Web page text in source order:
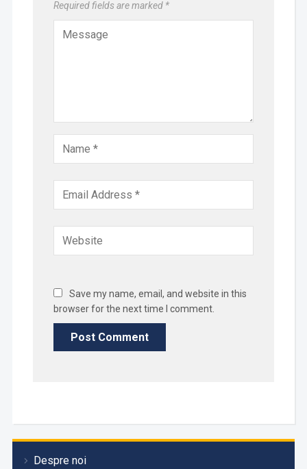
Despre noi
Required fields are marked *
Save my name, email, and website in this
browser for the next time I comment.